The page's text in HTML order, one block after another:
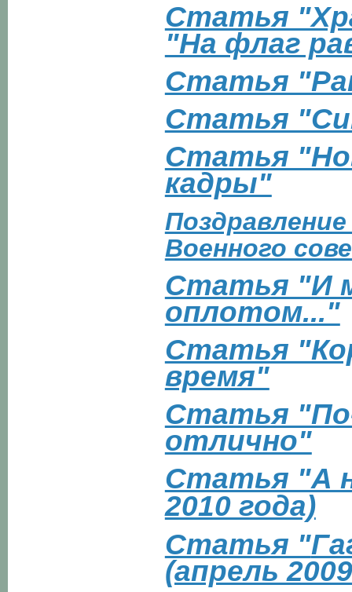
Статья
"На флаг
Статья
Статья
Статья
кадры"
Военного
Статья "И
оплотом..."
Статья
время"
Статья "По-
отлично"
Статья "А
2010 года)
Статья "
(апрель